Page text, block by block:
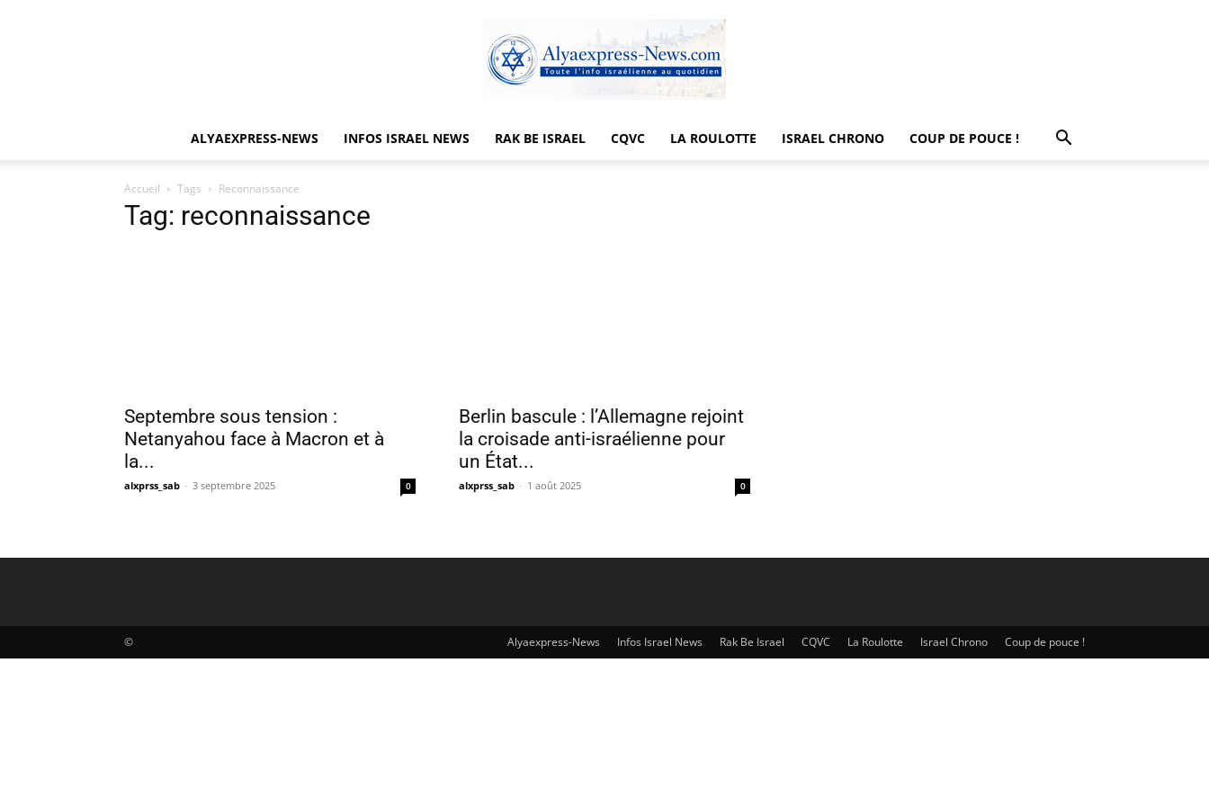
ALYAEXPRESS-NEWS INFOS ISRAEL NEWS RAK BE ISRAEL CQVC LA ROULOTTE ISRAEL CHRONO COUP DE POUCE !
Accueil Tags Reconnaissance
Tag: reconnaissance
Septembre sous tension :
Netanyahou face à Macron et à
la...
alxprss_sab - 3 septembre 2025 0
Berlin bascule : l’Allemagne rejoint
la croisade anti-israélienne pour
un État...
alxprss_sab - 1 août 2025 0
Alyaexpress-News Infos Israel News Rak Be Israel CQVC La Roulotte Israel Chrono Coup de pouce !
©